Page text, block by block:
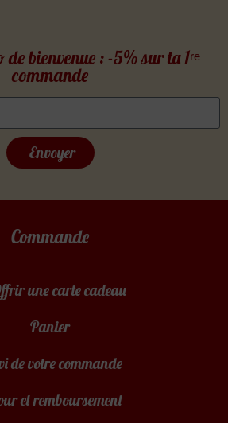
de bienvenue : -5% sur ta 1ʳᵉ
commande
Envoyer
Commande
une carte cadeau
Panier
de votre commande
et remboursement